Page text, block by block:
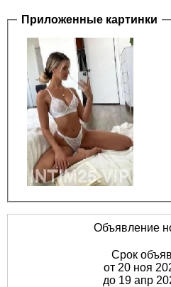
Приложенные картинки
Объявление
Срок
от 20 ноя
до 19 апр